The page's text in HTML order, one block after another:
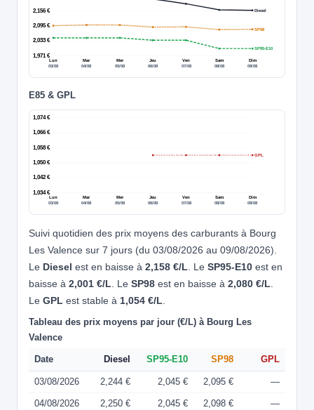
1,971 €
2,033 €
2,095 €
2,156 €
Lun
03/08
Mar
04/08
Mer
05/08
Jeu
06/08
Ven
07/08
Sam
08/08
Dim
09/08
Diesel
SP95-E10
SP98
E85 & GPL
1,034 €
1,042 €
1,050 €
1,058 €
1,066 €
1,074 €
Lun
03/08
Mar
04/08
Mer
05/08
Jeu
06/08
Ven
07/08
Sam
08/08
Dim
09/08
GPL
Suivi quotidien des prix moyens des carburants à Bourg
Les Valence sur 7 jours (du 03/08/2026 au 09/08/2026).
Le Diesel est en baisse à 2,158 €/L . Le SP95-E10 est en
baisse à 2,001 €/L . Le SP98 est en baisse à 2,080 €/L
Le GPL est stable à 1,054 €/L
Tableau des prix moyens par jour (€/L) à Bourg Les
Valence
Date Diesel SP95-E10 SP98 GPL
03/08/2026 2,244 € 2,045 € 2,095 € —
04/08/2026 2,250 € 2,045 € 2,098 € —